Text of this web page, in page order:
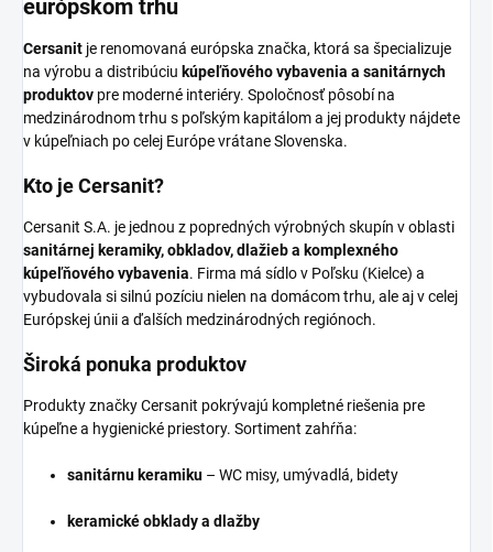
európskom trhu
Cersanit je renomovaná európska značka, ktorá sa špecializuje
na výrobu a distribúciu kúpeľňového vybavenia a sanitárnych
produktov pre moderné interiéry. Spoločnosť pôsobí na
medzinárodnom trhu s poľským kapitálom a jej produkty nájdete
v kúpeľniach po celej Európe vrátane Slovenska.
Kto je Cersanit?
Cersanit S.A. je jednou z popredných výrobných skupín v oblasti
sanitárnej keramiky, obkladov, dlažieb a komplexného
kúpeľňového vybavenia. Firma má sídlo v Poľsku (Kielce) a
vybudovala si silnú pozíciu nielen na domácom trhu, ale aj v celej
Európskej únii a ďalších medzinárodných regiónoch.
Široká ponuka produktov
Produkty značky Cersanit pokrývajú kompletné riešenia pre
kúpeľne a hygienické priestory. Sortiment zahŕňa:
sanitárnu keramiku – WC misy, umývadlá, bidety
keramické obklady a dlažby